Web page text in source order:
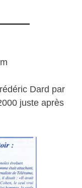
Dard par
juste après